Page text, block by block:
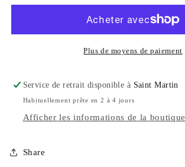
NEIGE
DE
NEIGE
Plus de moyens de paiement
Service de retrait disponible à Saint Martin
Habituellement prête en 2 à 4 jours
Afficher les informations de la boutique
Share